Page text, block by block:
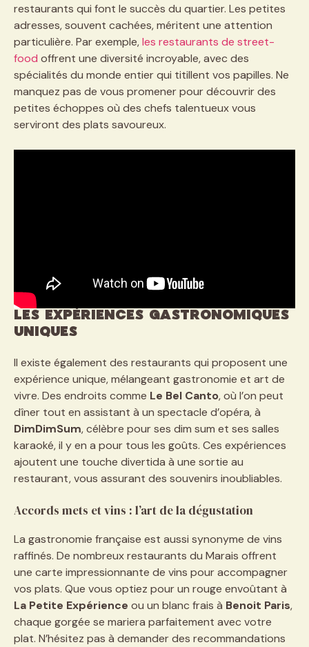
restaurants qui font le succès du quartier. Les petites
adresses, souvent cachées, méritent une attention
particulière. Par exemple,les restaurants de street-
food offrent une diversité incroyable, avec des
spécialités du monde entier qui titillent vos papilles. Ne
manquez pas de vous promener pour découvrir des
petites échoppes où des chefs talentueux vous
serviront des plats savoureux.
Les expériences gastronomiques
uniques
Il existe également des restaurants qui proposent une
expérience unique, mélangeant gastronomie et art de
vivre. Des endroits comme Le Bel Canto, où l’on peut
dîner tout en assistant à un spectacle d’opéra, à
DimDimSum, célèbre pour ses dim sum et ses salles
karaoké, il y en a pour tous les goûts. Ces expériences
ajoutent une touche divertida à une sortie au
restaurant, vous assurant des souvenirs inoubliables.
Accords mets et vins : l’art de la dégustation
La gastronomie française est aussi synonyme de vins
raffinés. De nombreux restaurants du Marais offrent
une carte impressionnante de vins pour accompagner
vos plats. Que vous optiez pour un rouge envoûtant à
La Petite Expérience ou un blanc frais à Benoit Paris,
chaque gorgée se mariera parfaitement avec votre
plat. N’hésitez pas à demander des recommandations